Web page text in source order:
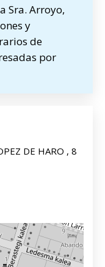
Sra. Arroyo,
y
de
por
DE HARO , 8